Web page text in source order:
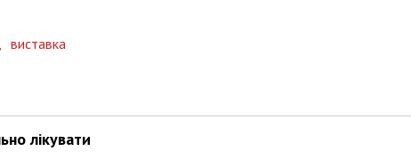
виставка
лікувати